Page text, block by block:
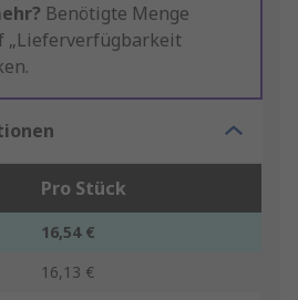
Benötigte Menge
„Lieferverfügbarkeit
Pro Stück
16,54 €
16,13 €